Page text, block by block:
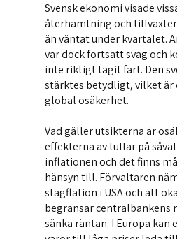
Svensk ekonomi visade
återhämtning och
än väntat under kvartalet.
var dock fortsatt svag och
inte riktigt tagit fart. Den
stärktes betydligt, vilket är
global osäkerhet.
Vad gäller utsikterna är
effekterna av tullar på
inflationen och det finns
hänsyn till. Förvaltaren
stagflation i USA och att
begränsar
sänka räntan. I Europa kan